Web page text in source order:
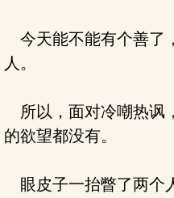
今天能不能有个善了
人。
所以，面对冷嘲热讽
的欲望都没有。
眼皮子一抬瞥了两个